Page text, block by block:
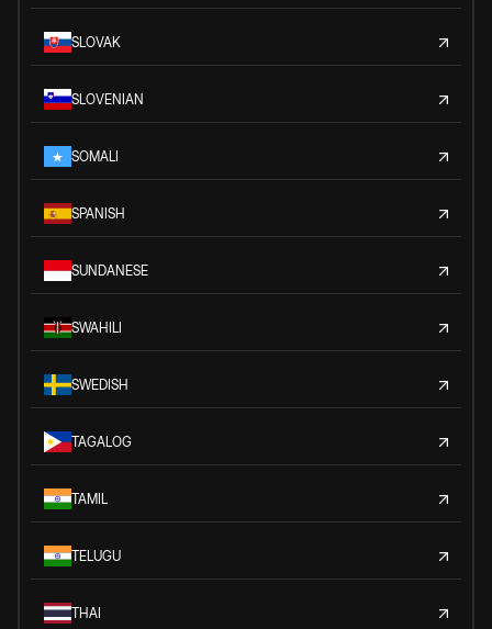
SLOVAK
SLOVENIAN
SOMALI
SPANISH
SUNDANESE
SWAHILI
SWEDISH
TAGALOG
TAMIL
TELUGU
THAI